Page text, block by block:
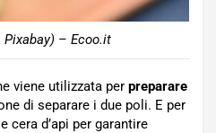
– Ecoo.it
viene utilizzata per preparare
di separare i due poli. E per
cera d’api per garantire